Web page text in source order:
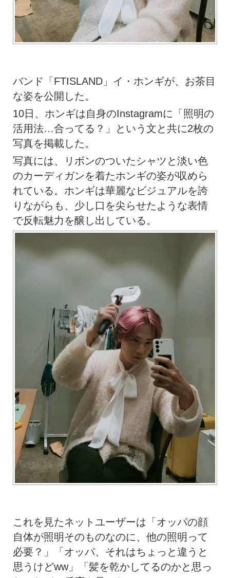
バンド「FTISLAND」イ・ホンギが、お茶目
な姿を公開した。
10日、ホンギは自身のInstagramに「照明の
活用法…合ってる？」という文と共に2枚の
写真を掲載した。
写真には、リボンのついたシャツと淡い色
のカーディガンを着たホンギの姿が収めら
れている。ホンギは華麗なビジュアルを誇
りながらも、少し口を尖らせたような表情
で反転魅力を醸し出している。
これを見たネットユーザーは「オッパの顔
自体が照明そのものなのに、他の照明って
必要？」「オッパ、それはちょっと違うと
思うけどww」「髪を乾かしてるのかと思っ